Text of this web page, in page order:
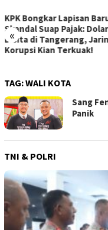
«
Gelombang Baru Hoki
Air: Indonesia Jadi Tuan
Rumah Kejuaraan Asia
2026!
TAG:WALI KOTA
Sang
Panik
TNI & POLRI